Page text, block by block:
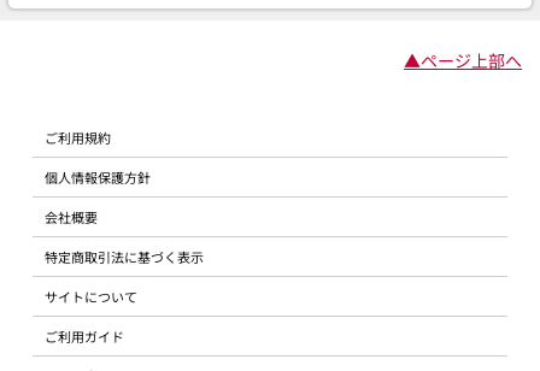
▲ページ上部へ
ご利用規約
個人情報保護方針
会社概要
特定商取引法に基づく表示
サイトについて
ご利用ガイド